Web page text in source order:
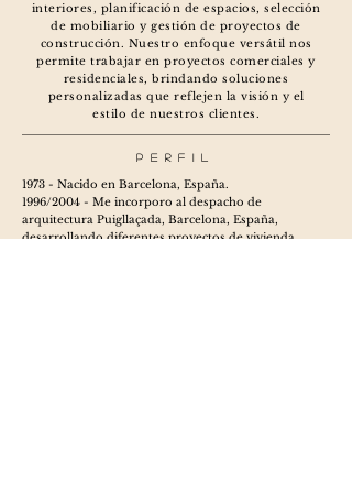
interiores, planificación de espacios, selección
de mobiliario y gestión de proyectos de
construcción. Nuestro enfoque versátil nos
permite trabajar en proyectos comerciales y
residenciales, brindando soluciones
personalizadas que reflejen la visión y el
estilo de nuestros clientes.
PERFIL
1973 - Nacido en Barcelona, España.
1996/2004 - Me incorporo al despacho de
arquitectura Puigllaçada, Barcelona, España,
desarrollando diferentes proyectos de vivienda